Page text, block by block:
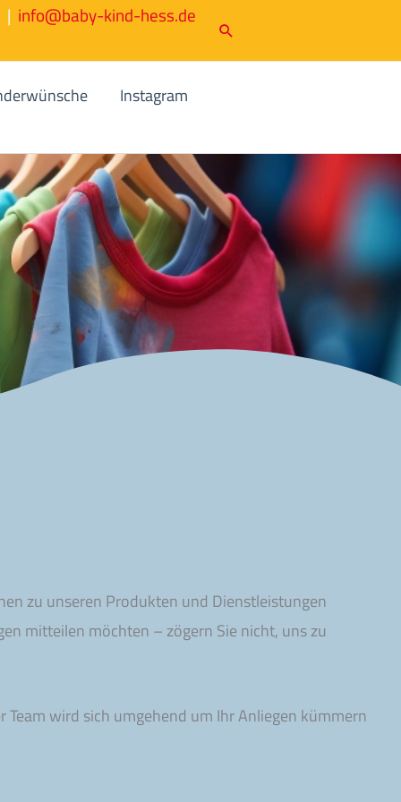
| info@baby-kind-hess.de
Suchen
Instagram
zu unseren Produkten und Dienstleistungen
mitteilen möchten – zögern Sie nicht, uns zu
wird sich umgehend um Ihr Anliegen kümmern